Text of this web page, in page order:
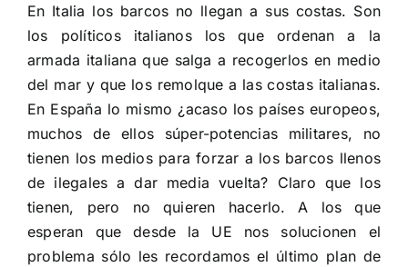
En Italia los barcos no llegan a sus costas. Son
los políticos italianos los que ordenan a la
armada italiana que salga a recogerlos en medio
del mar y que los remolque a las costas italianas.
En España lo mismo ¿acaso los países europeos,
muchos de ellos súper-potencias militares, no
tienen los medios para forzar a los barcos llenos
de ilegales a dar media vuelta? Claro que los
tienen, pero no quieren hacerlo. A los que
esperan que desde la UE nos solucionen el
problema sólo les recordamos el último plan de